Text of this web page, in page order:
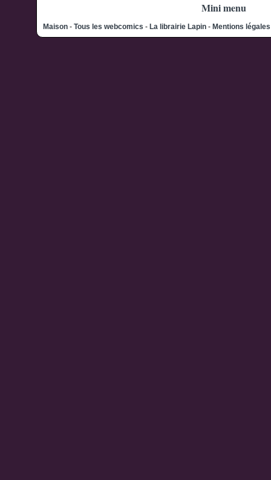
Mini menu
Maison - Tous les webcomics - La librairie Lapin - Mentions